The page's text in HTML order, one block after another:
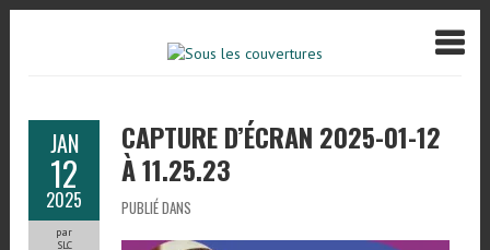
JAN
12
2025
par
SLC
CAPTURE D’ÉCRAN 2025-01-12
À 11.25.23
PUBLIÉ DANS